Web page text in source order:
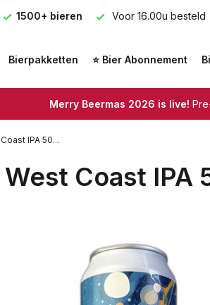
1500+ bieren Voor 16.00u besteld
Bierpakketten ⭐ Bier Abonnement
Merry Beermas 2026 is live!
IPA 50...
Coast IPA